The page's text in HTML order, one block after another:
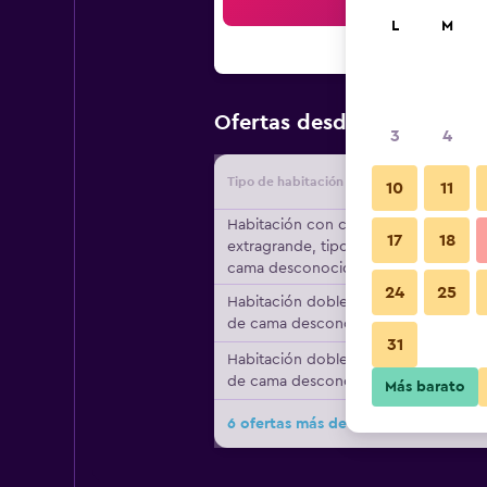
Ofertas desde Oferta
Tipo de habitación
Habitación con cama
extragrande, tipo de
cama desconocido
Habitación doble, tipo
de cama desconocido
Habitación doble, tipo
de cama desconocido
6 ofertas más de Newsham Grange
L M
3 4
10 11
17 18
24 25
31
Más barato